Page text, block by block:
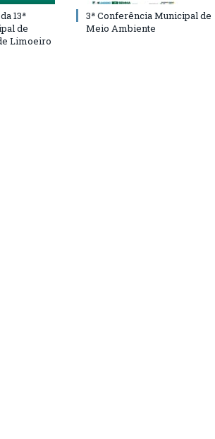
13ª
de
Limoeiro
3ª Conferência Municipal de
Meio Ambiente